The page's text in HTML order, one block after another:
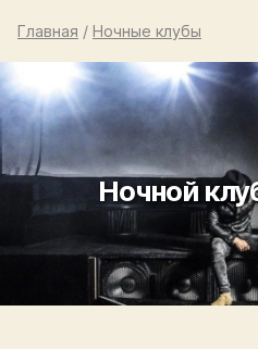
Главная / Ночные клубы
Ночной